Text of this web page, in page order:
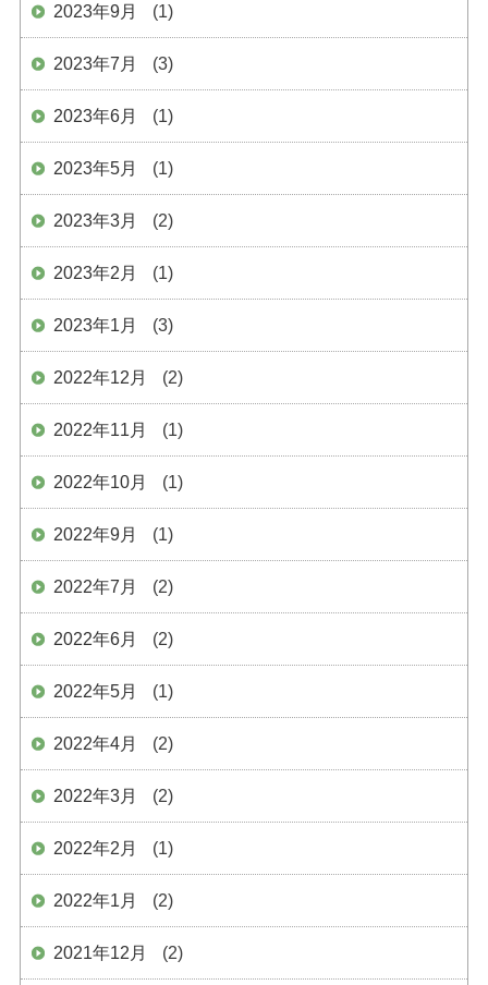
2023年9月 (1)
2023年7月 (3)
2023年6月 (1)
2023年5月 (1)
2023年3月 (2)
2023年2月 (1)
2023年1月 (3)
2022年12月 (2)
2022年11月 (1)
2022年10月 (1)
2022年9月 (1)
2022年7月 (2)
2022年6月 (2)
2022年5月 (1)
2022年4月 (2)
2022年3月 (2)
2022年2月 (1)
2022年1月 (2)
2021年12月 (2)